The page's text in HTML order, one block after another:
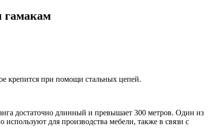
гамакам
крепится при помощи стальных цепей.
достаточно длинный и превышает 300 метров. Один из
для производства мебели, также в связи с